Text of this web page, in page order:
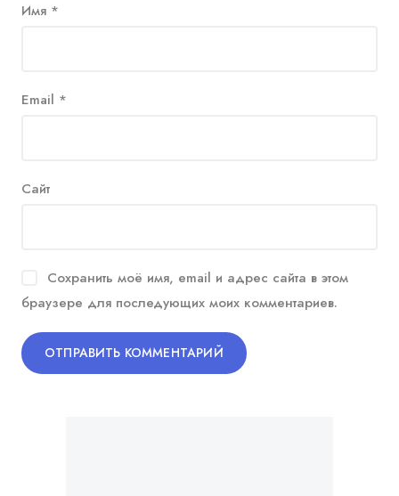
Имя *
Email *
Сайт
Сохранить моё имя, email и адрес сайта в этом
браузере для последующих моих комментариев.